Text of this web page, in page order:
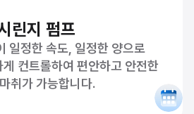
린지 펌프
일정한 속도, 일정한 양으로
컨트롤하여 편안하고 안전한
취가 가능합니다.